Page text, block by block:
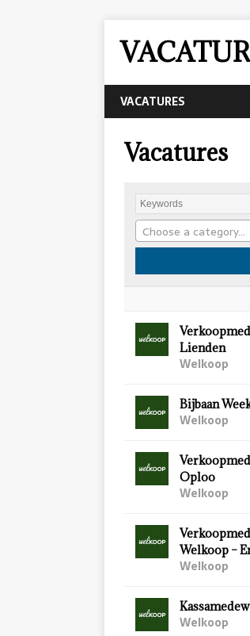
VACATURES
Vacatures
Choose a category…
Lienden
Welkoop
Bijbaan
Welkoop
Oploo
Welkoop
Welkoop –
Welkoop
Welkoop